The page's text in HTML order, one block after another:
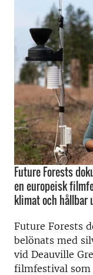
Future Forests
en europeisk
klimat och hållbar
Future Forests
belönats med
vid Deauville
filmfestival